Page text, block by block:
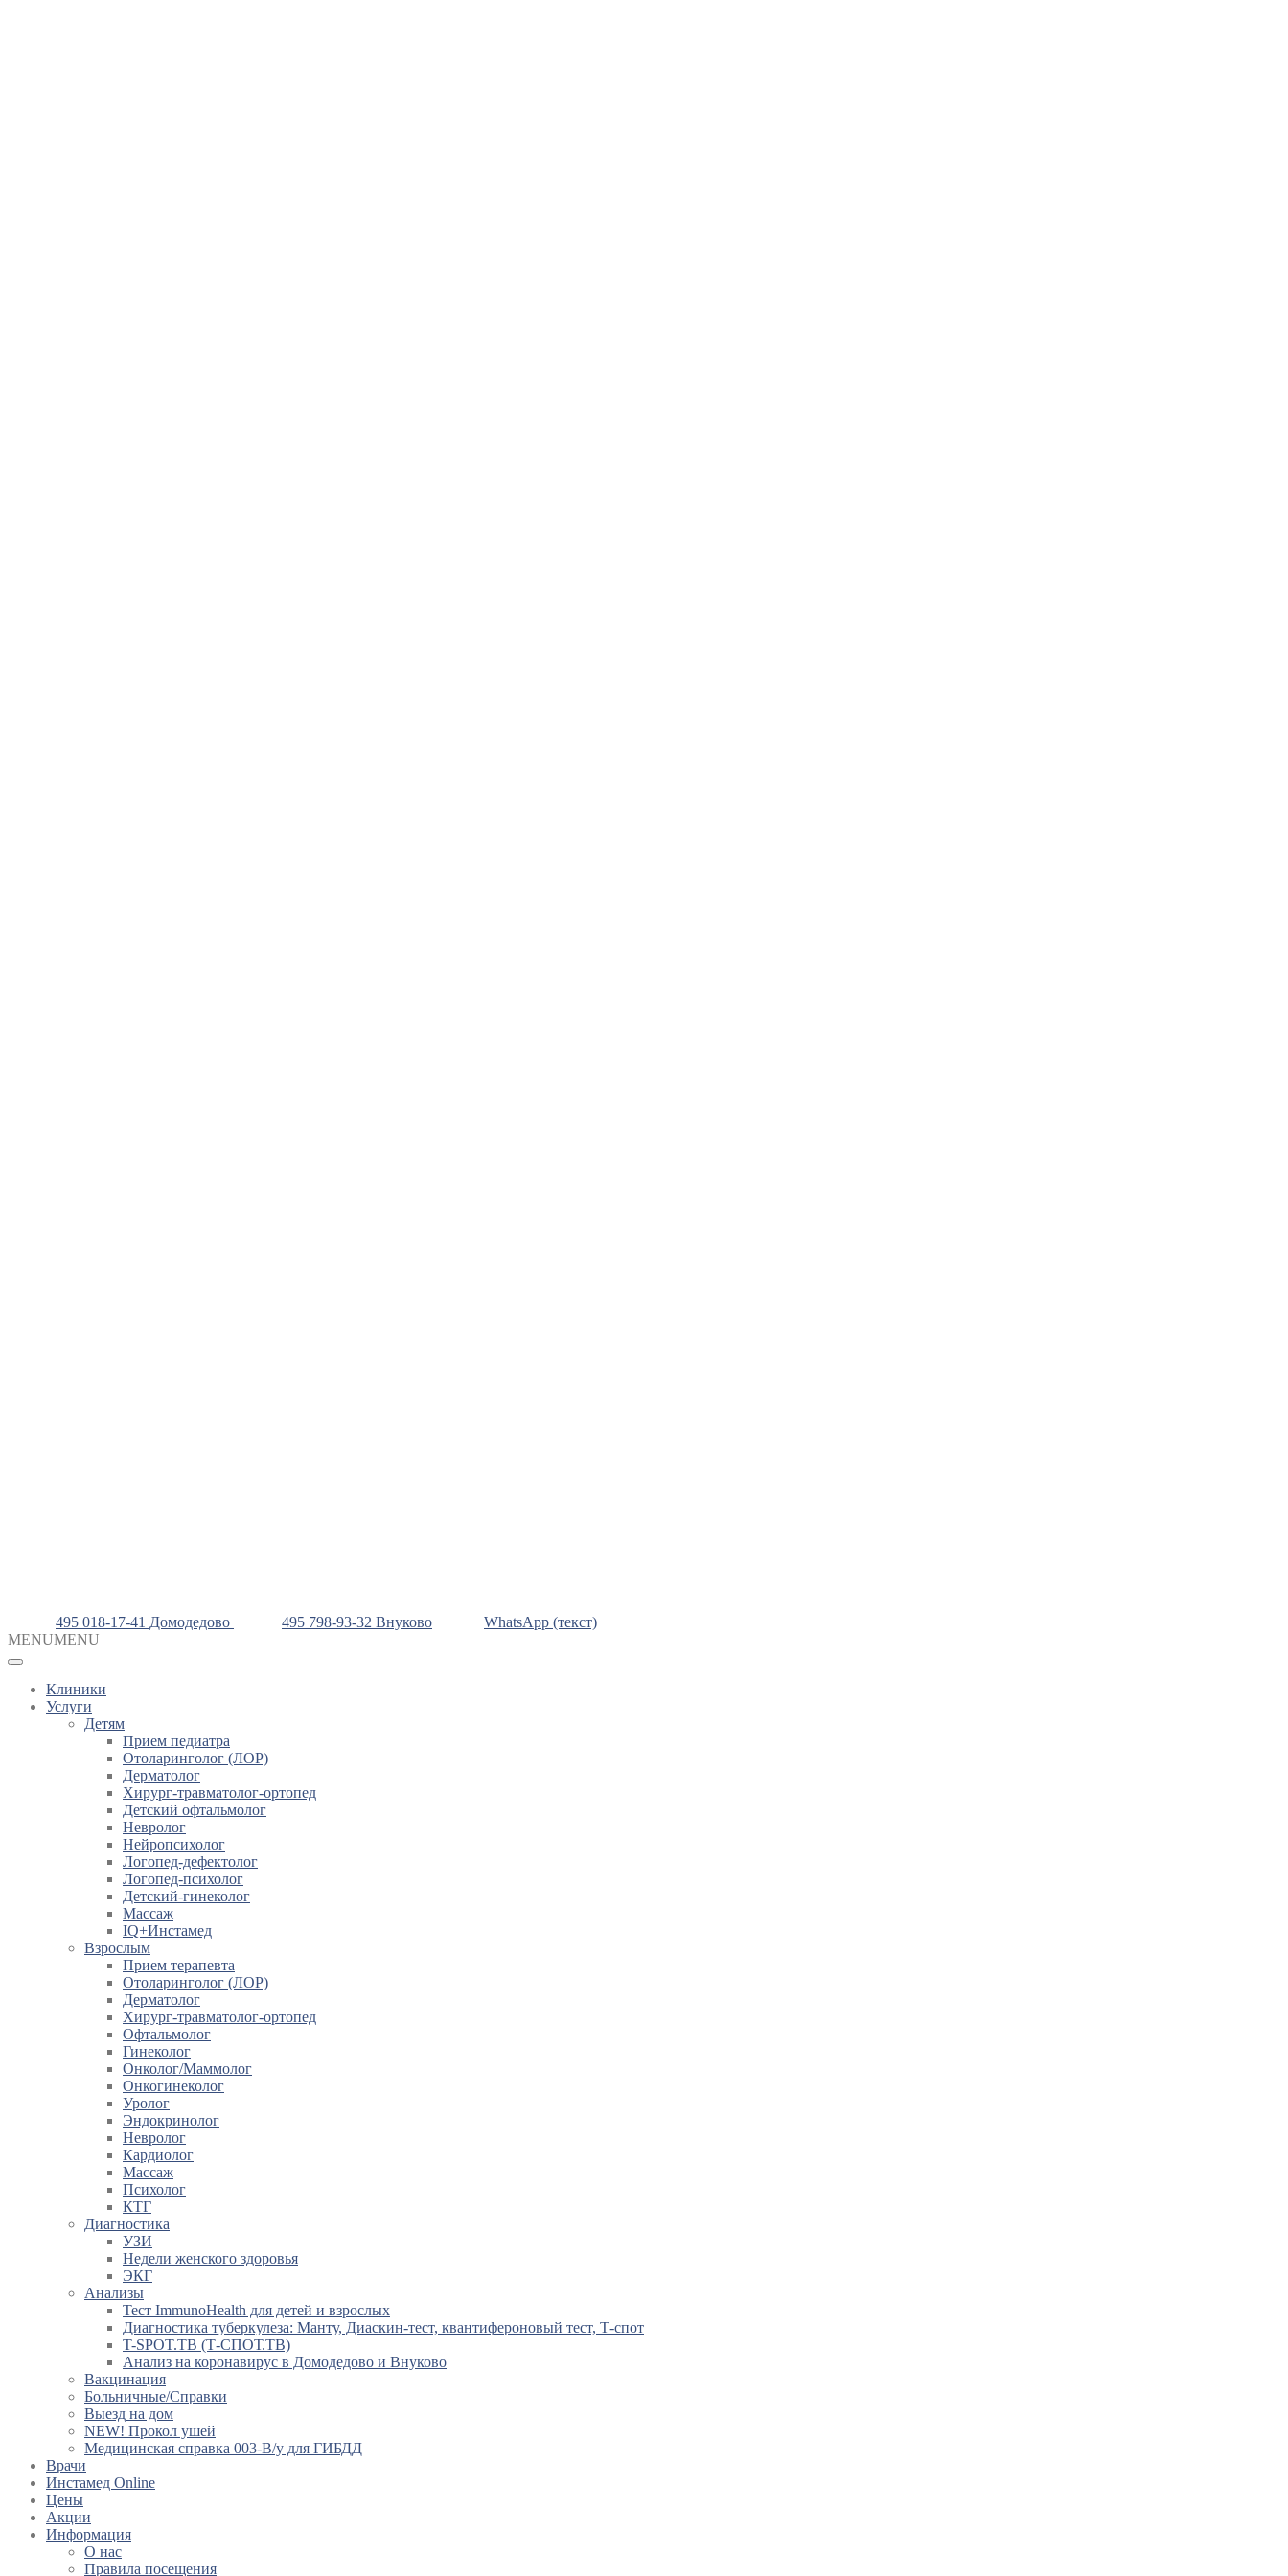
495 018-17-41 Домодедово 495 798-93-32 Внуково
WhatsApp (текст)
MENUMENU
Клиники
Услуги
Детям
Прием педиатра
Отоларинголог (ЛОР)
Дерматолог
Хирург-травматолог-ортопед
Детский офтальмолог
Невролог
Нейропсихолог
Логопед-дефектолог
Логопед-психолог
Детский-гинеколог
Массаж
IQ+Инстамед
Взрослым
Прием терапевта
Отоларинголог (ЛОР)
Дерматолог
Хирург-травматолог-ортопед
Офтальмолог
Гинеколог
Онколог/Маммолог
Онкогинеколог
Уролог
Эндокринолог
Невролог
Кардиолог
Массаж
Психолог
КТГ
Диагностика
УЗИ
Недели женского здоровья
ЭКГ
Анализы
Тест ImmunoHealth для детей и взрослых
Диагностика туберкулеза: Манту, Диаскин-тест, квантифероновый тест, Т-спот
T-SPOT.TB (Т-СПОТ.ТВ)
Анализ на коронавирус в Домодедово и Внуково
Вакцинация
Больничные/Справки
Выезд на дом
NEW! Прокол ушей
Медицинская справка 003-В/у для ГИБДД
Врачи
Инстамед Online
Цены
Акции
Информация
О нас
Правила посещения